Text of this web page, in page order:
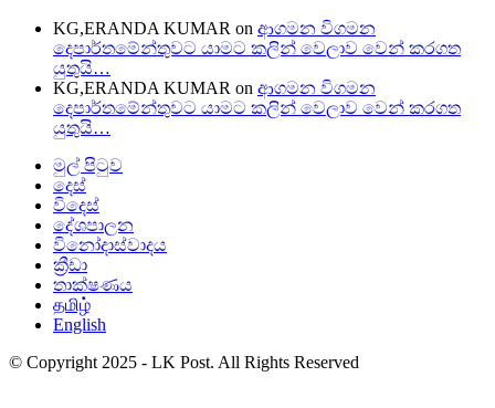
KG,ERANDA KUMAR on ආගමන විගමන
දෙපාර්තමේන්තුවට යාමට කලින් වෙලාව වෙන් කරගත
යුතුයි…
KG,ERANDA KUMAR on ආගමන විගමන
දෙපාර්තමේන්තුවට යාමට කලින් වෙලාව වෙන් කරගත
යුතුයි…
මුල් පිටුව
දෙස්
විදෙස්
දේශපාලන
විනෝදාස්වාදය
ක්‍රීඩා
තාක්ෂණය
தமிழ்
English
© Copyright 2025 - LK Post. All Rights Reserved